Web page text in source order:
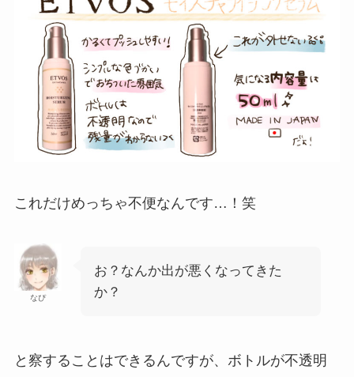
これだけめっちゃ不便なんです…！笑
なぴ
お？なんか出が悪くなってきた
か？
と察することはできるんですが、ボトルが不透明